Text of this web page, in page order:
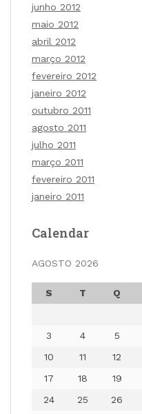
junho 2012
maio 2012
abril 2012
março 2012
fevereiro 2012
janeiro 2012
outubro 2011
agosto 2011
julho 2011
março 2011
fevereiro 2011
janeiro 2011
Calendar
AGOSTO 2026
S T Q
3
4 5
10
11 12
17
18 19
24
25 26